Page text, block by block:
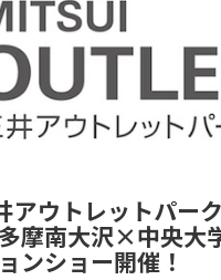
アウトレットパー
摩南大沢×中央大
ンショー開催！